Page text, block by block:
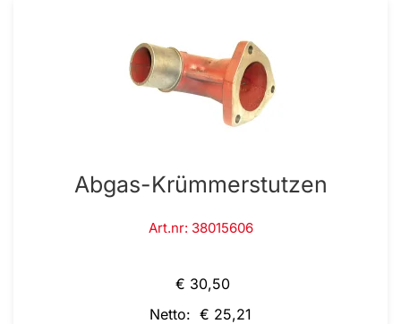
Abgas-Krümmerstutzen
Art.nr: 38015606
€ 30,50
Netto: € 25,21